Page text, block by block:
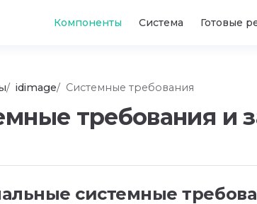
Компоненты Система Готовые
idimage Системные требования
требования и
системные